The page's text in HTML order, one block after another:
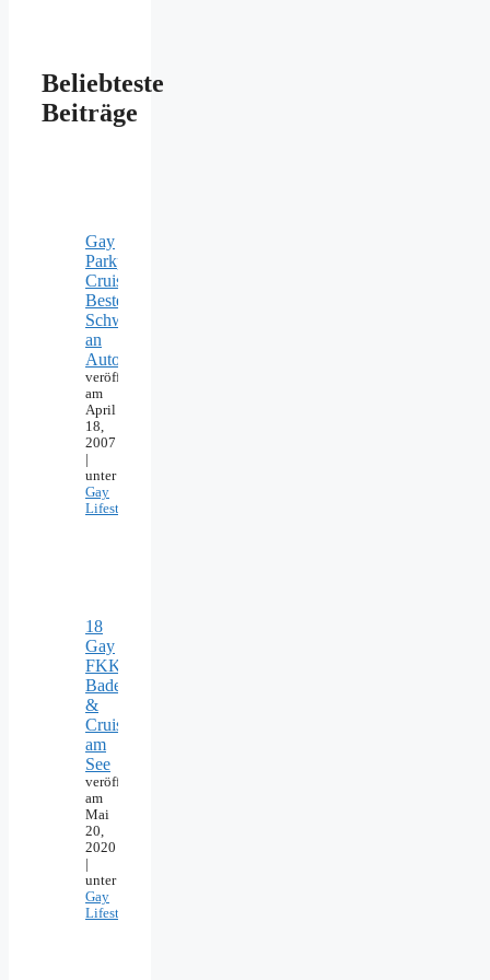
Beliebteste
Beiträge
Gay
Parkplatz
Cruising:
Beste
Schwulentreffs
an
Autobahn
veröffentlicht
am
April
18,
2007
unter
Gay
Lifestyle
18
Gay
FKK-
Badeseen
&
Cruising
am
See
veröffentlicht
am
Mai
20,
2020
unter
Gay
Lifestyle